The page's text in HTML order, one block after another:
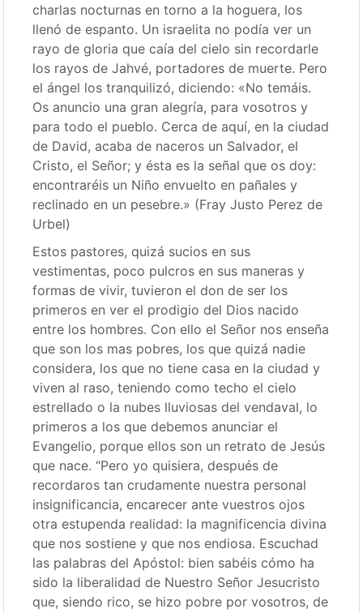
charlas nocturnas en torno a la hoguera, los
llenó de espanto. Un israelita no podía ver un
rayo de gloria que caía del cielo sin recordarle
los rayos de Jahvé, portadores de muerte. Pero
el ángel los tranquilizó, diciendo: «No temáis.
Os anuncio una gran alegría, para vosotros y
para todo el pueblo. Cerca de aquí, en la ciudad
de David, acaba de naceros un Salvador, el
Cristo, el Señor; y ésta es la señal que os doy:
encontraréis un Niño envuelto en pañales y
reclinado en un pesebre.» (Fray Justo Perez de
Urbel)
Estos pastores, quizá sucios en sus
vestimentas, poco pulcros en sus maneras y
formas de vivir, tuvieron el don de ser los
primeros en ver el prodigio del Dios nacido
entre los hombres. Con ello el Señor nos enseña
que son los mas pobres, los que quizá nadie
considera, los que no tiene casa en la ciudad y
viven al raso, teniendo como techo el cielo
estrellado o la nubes lluviosas del vendaval, lo
primeros a los que debemos anunciar el
Evangelio, porque ellos son un retrato de Jesús
que nace. “Pero yo quisiera, después de
recordaros tan crudamente nuestra personal
insignificancia, encarecer ante vuestros ojos
otra estupenda realidad: la magnificencia divina
que nos sostiene y que nos endiosa. Escuchad
las palabras del Apóstol: bien sabéis cómo ha
sido la liberalidad de Nuestro Señor Jesucristo
que, siendo rico, se hizo pobre por vosotros, de